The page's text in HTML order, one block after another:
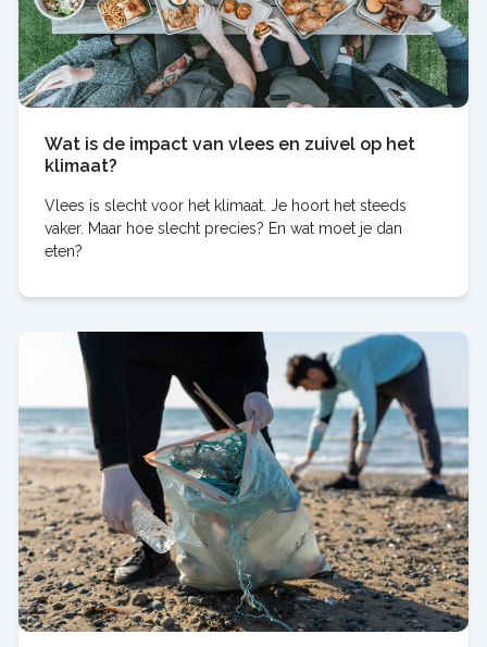
Wat is de impact van vlees en zuivel op het
klimaat?
Vlees is slecht voor het klimaat. Je hoort het steeds
vaker. Maar hoe slecht precies? En wat moet je dan
eten?